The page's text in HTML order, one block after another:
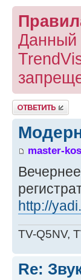
Данный
Ответить
master-
http://
TV-Q5NV,
Re: